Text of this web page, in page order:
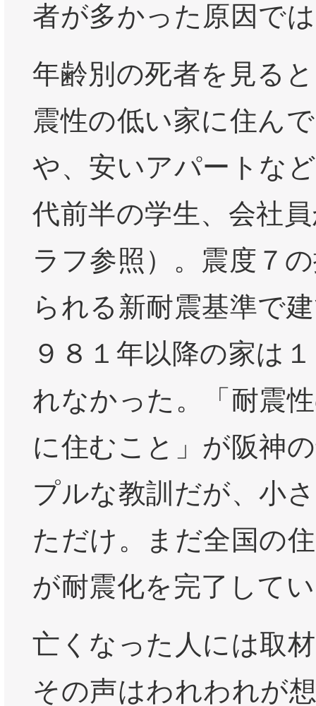
者が多かった原因で
年齢別の死者を見る
震性の低い家に住ん
や、安いアパートな
代前半の学生、会社
ラフ参照）。震度７
られる新耐震基準で
９８１年以降の家は
れなかった。「耐震
に住むこと」が阪神
プルな教訓だが、小
ただけ。まだ全国の
が耐震化を完了して
亡くなった人には取
その声はわれわれが